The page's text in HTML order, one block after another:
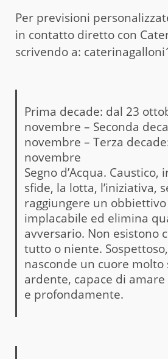
Per previsioni
in contatto diretto con
scrivendo a:
Prima decade: dal 23
novembre – Seconda
novembre – Terza
novembre
Segno d’Acqua. Caustico,
sfide, la lotta, l’iniziativa,
raggiungere un
implacabile ed elimina
avversario. Non esistono
tutto o niente.
nasconde un cuore molto
ardente, capace di
e profondamente.